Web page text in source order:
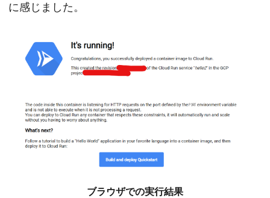
に感じました。
ブラウザでの実行結果